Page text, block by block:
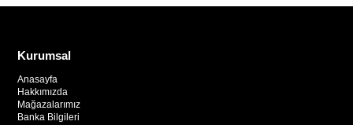
Kurumsal
Anasayfa
Hakkımızda
Mağazalarımız
Banka Bilgileri